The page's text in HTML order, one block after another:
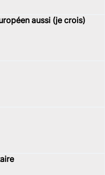
aussi (je crois)